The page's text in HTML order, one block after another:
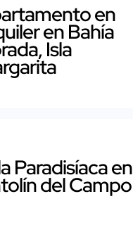
en
en Bahía
Isla
Paradisíaca en
del Campo